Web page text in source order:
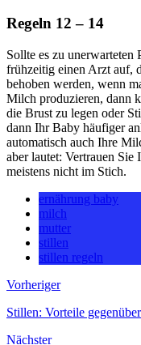
Regeln 12 – 14
Sollte es zu unerwarteten
frühzeitig einen Arzt auf,
behoben werden, wenn
Milch produzieren, dann
die Brust zu legen oder
dann Ihr Baby häufiger
automatisch auch Ihre
aber lautet: Vertrauen Sie
meistens nicht im Stich.
ernährung baby
milch
mutter
stillen
stillen regeln
Vorheriger
Stillen: Vorteile
Nächster